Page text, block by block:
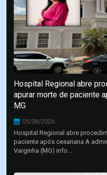
Hospital Regional abre
apurar morte de paciente
MG
05/08/2026
Hospital Regional abre
paciente após cesariana A
Varginha (MG) info...